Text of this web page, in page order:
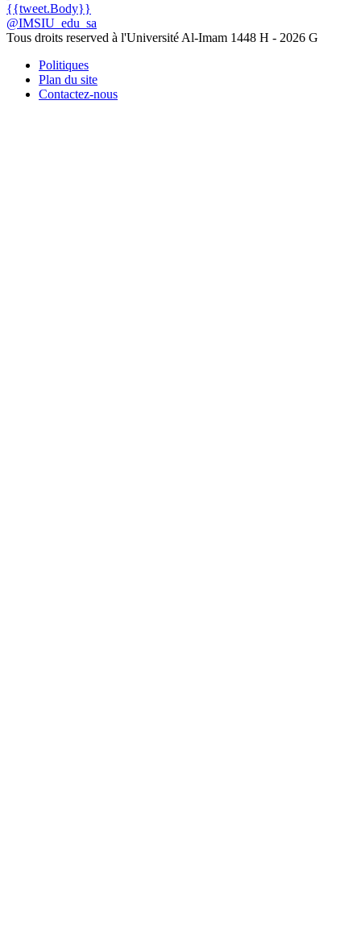
{{tweet.Body}}
@IMSIU_edu_sa
Tous droits reserved à l'Université Al-Imam 1448 H - 2026 G
Politiques
Plan du site
Contactez-nous